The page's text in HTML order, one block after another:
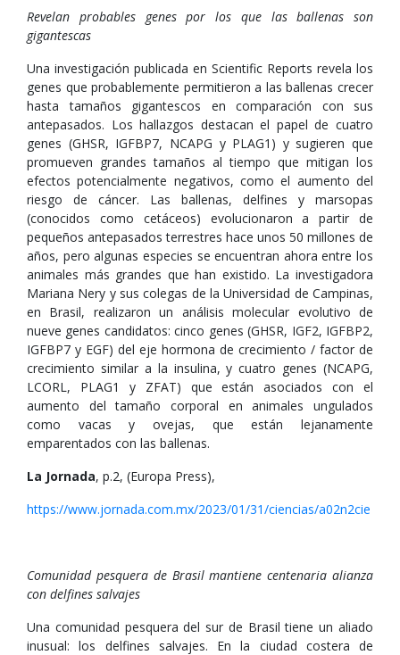
Revelan probables genes por los que las ballenas son
gigantescas
Una investigación publicada en Scientific Reports revela los
genes que probablemente permitieron a las ballenas crecer
hasta tamaños gigantescos en comparación con sus
antepasados. Los hallazgos destacan el papel de cuatro
genes (GHSR, IGFBP7, NCAPG y PLAG1) y sugieren que
promueven grandes tamaños al tiempo que mitigan los
efectos potencialmente negativos, como el aumento del
riesgo de cáncer. Las ballenas, delfines y marsopas
(conocidos como cetáceos) evolucionaron a partir de
pequeños antepasados terrestres hace unos 50 millones de
años, pero algunas especies se encuentran ahora entre los
animales más grandes que han existido. La investigadora
Mariana Nery y sus colegas de la Universidad de Campinas,
en Brasil, realizaron un análisis molecular evolutivo de
nueve genes candidatos: cinco genes (GHSR, IGF2, IGFBP2,
IGFBP7 y EGF) del eje hormona de crecimiento / factor de
crecimiento similar a la insulina, y cuatro genes (NCAPG,
LCORL, PLAG1 y ZFAT) que están asociados con el
aumento del tamaño corporal en animales ungulados
como vacas y ovejas, que están lejanamente
emparentados con las ballenas.
La Jornada, p.2, (Europa Press),
https://www.jornada.com.mx/2023/01/31/ciencias/a02n2cie
Comunidad pesquera de Brasil mantiene centenaria alianza
con delfines salvajes
Una comunidad pesquera del sur de Brasil tiene un aliado
inusual: los delfines salvajes. En la ciudad costera de